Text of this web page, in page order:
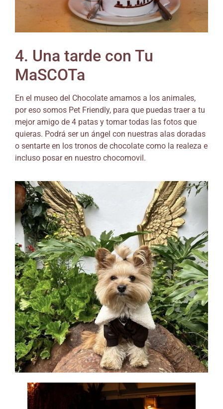
4. Una tarde con Tu
MaSCOTa
En el museo del Chocolate amamos a los animales,
por eso somos Pet Friendly, para que puedas traer a tu
mejor amigo de 4 patas y tomar todas las fotos que
quieras. Podrá ser un ángel con nuestras alas doradas
o sentarte en los tronos de chocolate como la realeza e
incluso posar en nuestro chocomovil.